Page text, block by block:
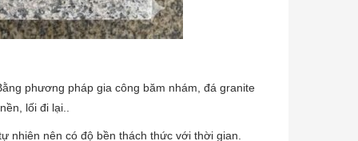
phương pháp gia công băm nhám, đá granite
lối đi lại..
nhiên nên có độ bền thách thức với thời gian.